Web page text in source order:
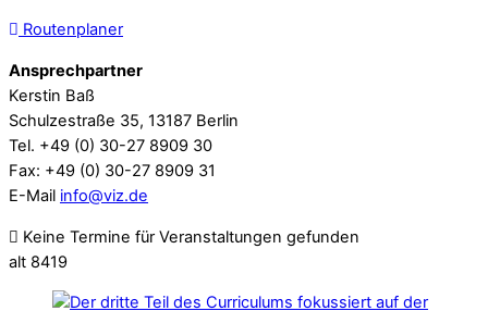
Routenplaner
Ansprechpartner
Kerstin Baß
Schulzestraße 35, 13187 Berlin
Tel. +49 (0) 30-27 8909 30
Fax: +49 (0) 30-27 8909 31
E-Mail info@viz.de
Keine Termine für Veranstaltungen gefunden
alt 8419